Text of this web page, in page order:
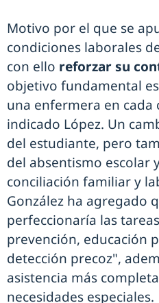
Motivo por el que se
condiciones laborales
con ello reforzar su
objetivo fundamental
una enfermera en cada
indicado López. Un
del estudiante, pero
del absentismo escolar
conciliación familiar y
González ha agregado
perfeccionaría las
prevención, educación
detección precoz",
asistencia más
necesidades especiales.